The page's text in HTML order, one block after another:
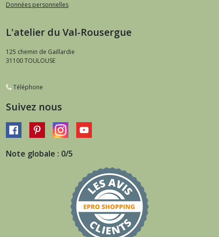
Données personnelles
L'atelier du Val-Rousergue
125 chemin de Gaillardie
31100TOULOUSE
Téléphone
Suivez nous
Note globale : 0/5